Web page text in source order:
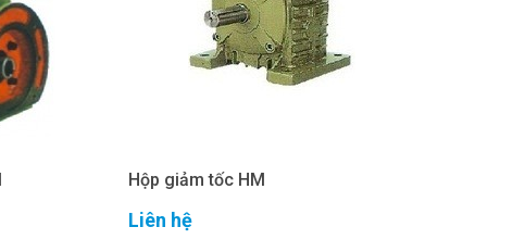
Hộp giảm tốc HM
Liên hệ